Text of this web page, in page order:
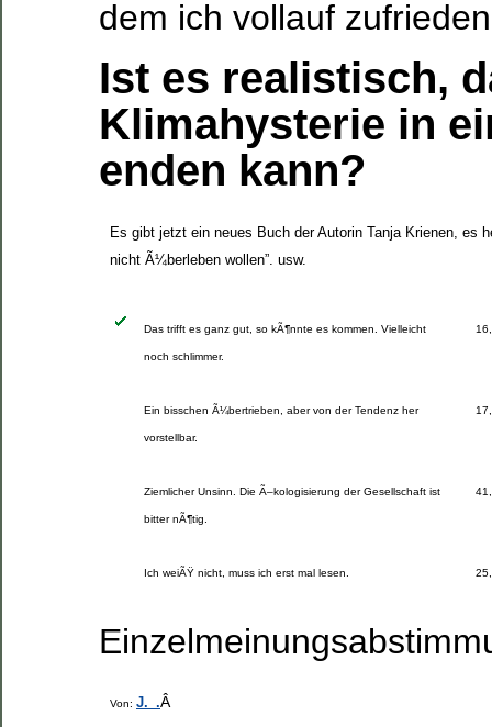
dem ich vollauf
Ist es realistisch,
Klimahysterie in
enden kann?
Es gibt jetzt ein neues Buch der Autorin Tanja Krienen, es
nicht Ã¼berleben wollen”. usw.
Das trifft es ganz gut, so kÃ¶nnte es kommen. Vielleicht
noch schlimmer.
Ein bisschen Ã¼bertrieben, aber von der Tendenz her
vorstellbar.
Ziemlicher Unsinn. Die Ã–kologisierung der Gesellschaft ist
bitter nÃ¶tig.
Ich weiÃŸ nicht, muss ich erst mal lesen.
Von: J._.Â